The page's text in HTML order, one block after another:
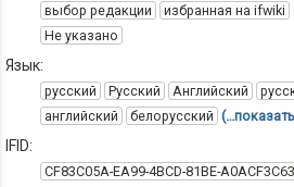
выбор редакции
избранная на ifwiki
Не указано
Язык:
русский Русский Английский
английский
белорусский
IFID:
CF83C05A-EA99-4BCD-81BE-